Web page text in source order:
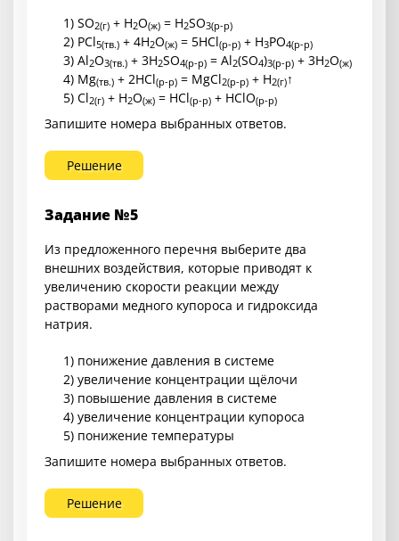
1) SO2(г) + H2O(ж) = H2SO3(р-р)
2) PCl5(тв.) + 4H2O(ж) = 5HCl(р-р) + H3PO4(р-р)
3) Al2O3(тв.) + 3H2SO4(р-р) = Al2(SO4)3(р-р) + 3H2O(ж)
4) Mg(тв.) + 2HCl(р-р) = MgCl2(р-р) + H2(г)↑
5) Cl2(г) + H2O(ж) = HCl(р-р) + HClO(р-р)
Запишите номера выбранных ответов.
Решение
Задание №5
Из предложенного перечня выберите два
внешних воздействия, которые приводят к
увеличению скорости реакции между
растворами медного купороса и гидроксида
натрия.
1) понижение давления в системе
2) увеличение концентрации щёлочи
3) повышение давления в системе
4) увеличение концентрации купороса
5) понижение температуры
Запишите номера выбранных ответов.
Решение